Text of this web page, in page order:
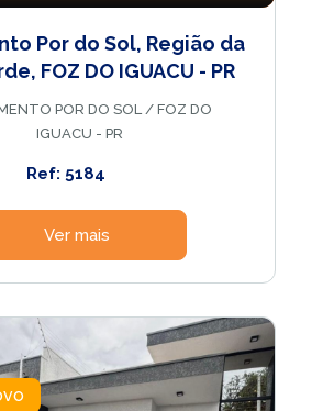
Por do Sol, Região da
FOZ DO IGUACU - PR
POR DO SOL / FOZ DO
IGUACU - PR
Ref: 5184
Ver mais